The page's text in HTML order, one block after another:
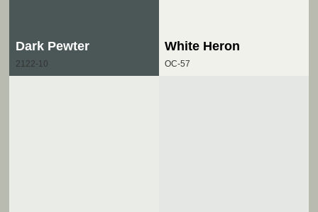
Dark Pewter
2122-10
White Heron
OC-57